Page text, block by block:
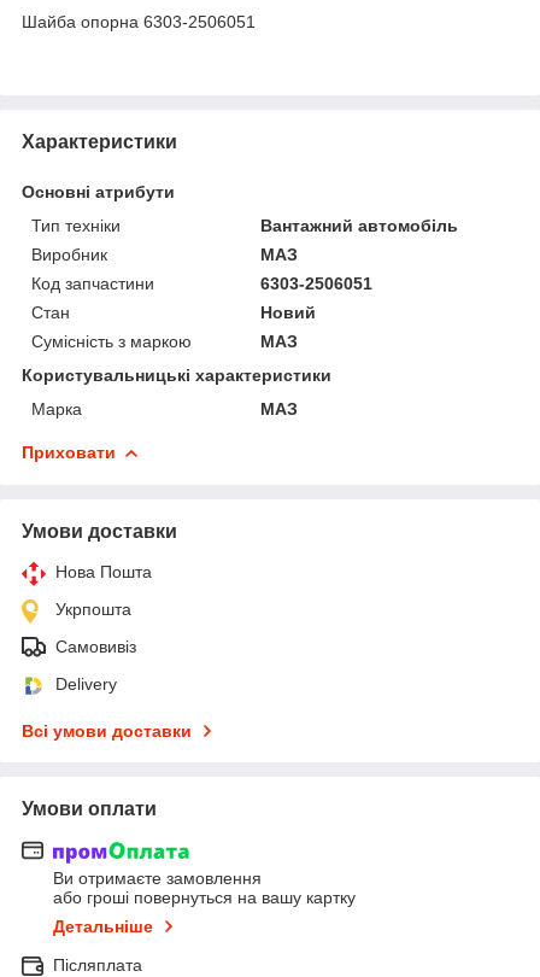
Шайба опорна 6303-2506051
Характеристики
Основні атрибути
Тип техніки
Вантажний автомобіль
Виробник
МАЗ
Код запчастини
6303-2506051
Стан
Новий
Сумісність з маркою
МАЗ
Користувальницькі характеристики
Марка
МАЗ
Приховати
Умови доставки
Нова Пошта
Укрпошта
Самовивіз
Delivery
Всі умови доставки
Умови оплати
Ви отримаєте замовлення
або гроші повернуться на вашу картку
Детальніше
Післяплата